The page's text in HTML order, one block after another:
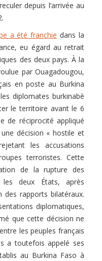
depuis l’arrivée au
a été franchie dans la
eu égard au retrait
des deux pays. À la
par Ouagadougou,
en poste au Burkina
diplomates burkinabè
le territoire avant le 6
de réciprocité appliqué
décision « hostile et
les accusations
terroristes. Cette
de la rupture des
les deux États, après
des rapports bilatéraux.
diplomatiques,
que cette décision ne
les peuples français
a toutefois appelé ses
au Burkina Faso à